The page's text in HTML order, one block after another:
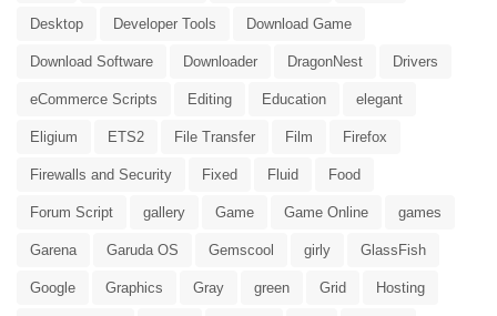
Desktop Developer Tools Download Game
Download Software Downloader DragonNest Drivers
eCommerce Scripts Editing Education elegant
Eligium ETS2 File Transfer Film Firefox
Firewalls and Security Fixed Fluid Food
Forum Script gallery Game Game Online games
Garena Garuda OS Gemscool girly GlassFish
Google Graphics Gray green Grid Hosting